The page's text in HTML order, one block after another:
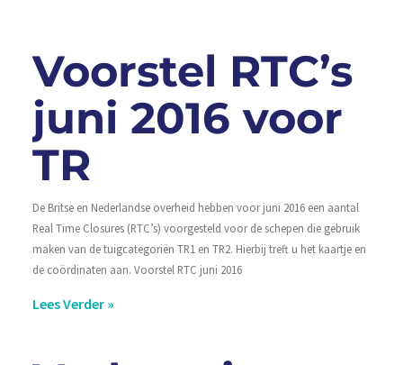
Voorstel RTC’s
juni 2016 voor
TR
De Britse en Nederlandse overheid hebben voor juni 2016 een aantal
Real Time Closures (RTC’s) voorgesteld voor de schepen die gebruik
maken van de tuigcategoriën TR1 en TR2. Hierbij treft u het kaartje en
de coördinaten aan. Voorstel RTC juni 2016
Lees Verder »